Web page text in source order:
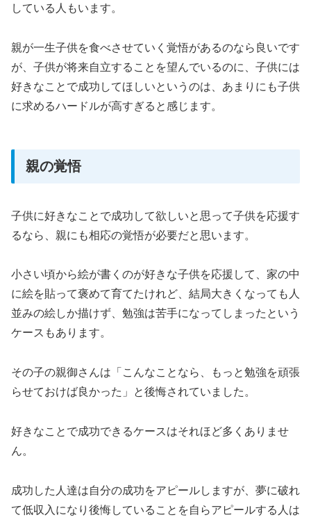
している人もいます。
親が一生子供を食べさせていく覚悟があるのなら良いです
が、子供が将来自立することを望んでいるのに、子供には
好きなことで成功してほしいというのは、あまりにも子供
に求めるハードルが高すぎると感じます。
親の覚悟
子供に好きなことで成功して欲しいと思って子供を応援す
るなら、親にも相応の覚悟が必要だと思います。
小さい頃から絵が書くのが好きな子供を応援して、家の中
に絵を貼って褒めて育てたけれど、結局大きくなっても人
並みの絵しか描けず、勉強は苦手になってしまったという
ケースもあります。
その子の親御さんは「こんなことなら、もっと勉強を頑張
らせておけば良かった」と後悔されていました。
好きなことで成功できるケースはそれほど多くありませ
ん。
成功した人達は自分の成功をアピールしますが、夢に破れ
て低収入になり後悔していることを自らアピールする人は